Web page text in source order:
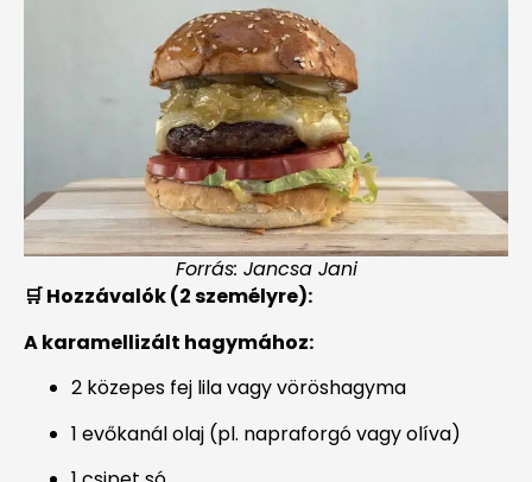
Forrás: Jancsa Jani
🛒 Hozzávalók (2 személyre):
A karamellizált hagymához:
2 közepes fej lila vagy vöröshagyma
1 evőkanál olaj (pl. napraforgó vagy olíva)